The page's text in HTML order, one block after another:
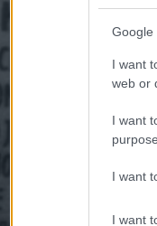
Google
I want
web or
I want
I want
I want